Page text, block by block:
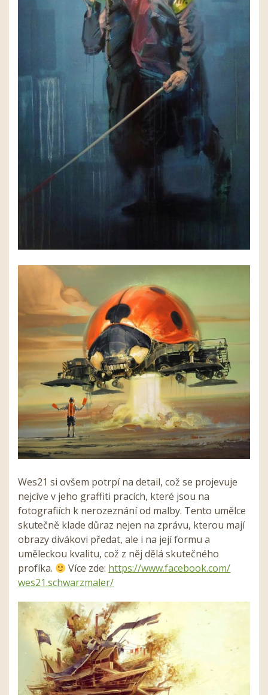
Wes21 si ovšem potrpí na detail, což se projevuje
nejcíve v jeho graffiti pracích, které jsou na
fotografiích k nerozeznání od malby. Tento umělce
skutečně klade důraz nejen na zprávu, kterou mají
obrazy divákovi předat, ale i na její formu a
uměleckou kvalitu, což z něj dělá skutečného
profíka.
Více zde: https://www.facebook.com/
wes21.schwarzmaler/